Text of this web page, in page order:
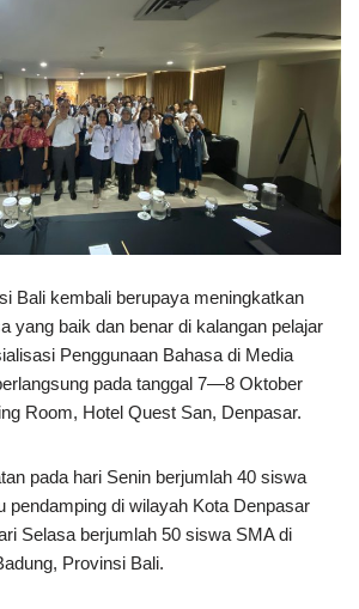
Bali kembali berupaya meningkatkan
yang baik dan benar di kalangan pelajar
Penggunaan Bahasa di Media
pada tanggal 7—8 Oktober
Room, Hotel Quest San, Denpasar.
pada hari Senin berjumlah 40 siswa
pendamping di wilayah Kota Denpasar
Selasa berjumlah 50 siswa SMA di
Provinsi Bali.